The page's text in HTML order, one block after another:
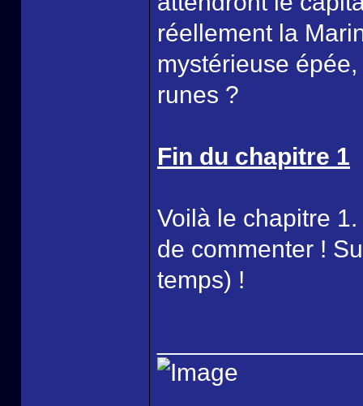
réellement la
mystérieuse
runes ?
Fin du chapitre 1
Voilà le chapitre
de commenter !
temps) !